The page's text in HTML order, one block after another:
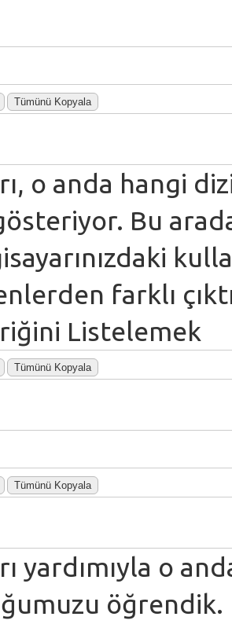
Tümünü Kopyala
o anda hangi
Bu
farklı
Listelemek
Tümünü Kopyala
Tümünü Kopyala
yardımıyla o
öğrendik.